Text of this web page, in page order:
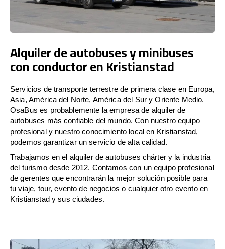
Alquiler de autobuses y minibuses
con conductor en Kristianstad
Servicios de transporte terrestre de primera clase en Europa,
Asia, América del Norte, América del Sur y Oriente Medio.
OsaBus es probablemente la empresa de alquiler de
autobuses más confiable del mundo. Con nuestro equipo
profesional y nuestro conocimiento local en Kristianstad,
podemos garantizar un servicio de alta calidad.
Trabajamos en el alquiler de autobuses chárter y la industria
del turismo desde 2012. Contamos con un equipo profesional
de gerentes que encontrarán la mejor solución posible para
tu viaje, tour, evento de negocios o cualquier otro evento en
Kristianstad y sus ciudades.